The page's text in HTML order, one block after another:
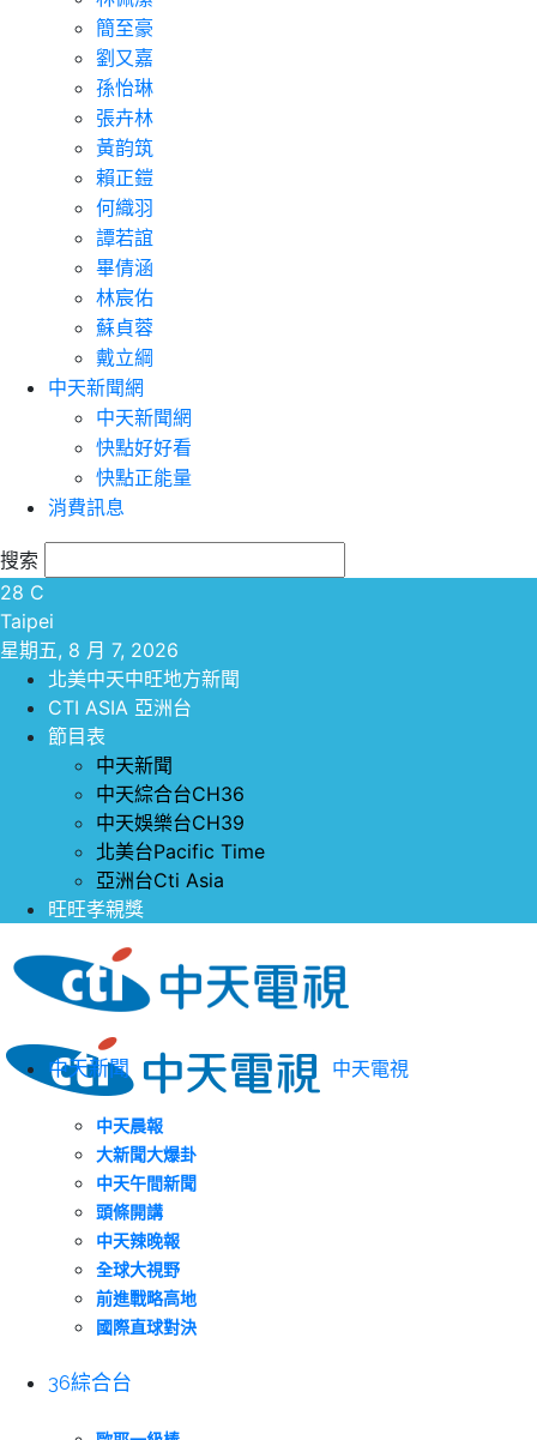
簡至豪
劉又嘉
孫怡琳
張卉林
黃韵筑
賴正鎧
何織羽
譚若誼
畢倩涵
林宸佑
蘇貞蓉
戴立綱
中天新聞網
中天新聞網
快點好好看
快點正能量
消費訊息
搜索
28 C
Taipei
星期五, 8 月 7, 2026
北美中天中旺地方新聞
CTI ASIA 亞洲台
節目表
中天新聞
中天綜合台CH36
中天娛樂台CH39
北美台Pacific Time
亞洲台Cti Asia
旺旺孝親獎
中天電視
中天新聞
中天晨報
大新聞大爆卦
中天午間新聞
頭條開講
中天辣晚報
全球大視野
前進戰略高地
國際直球對決
36綜合台